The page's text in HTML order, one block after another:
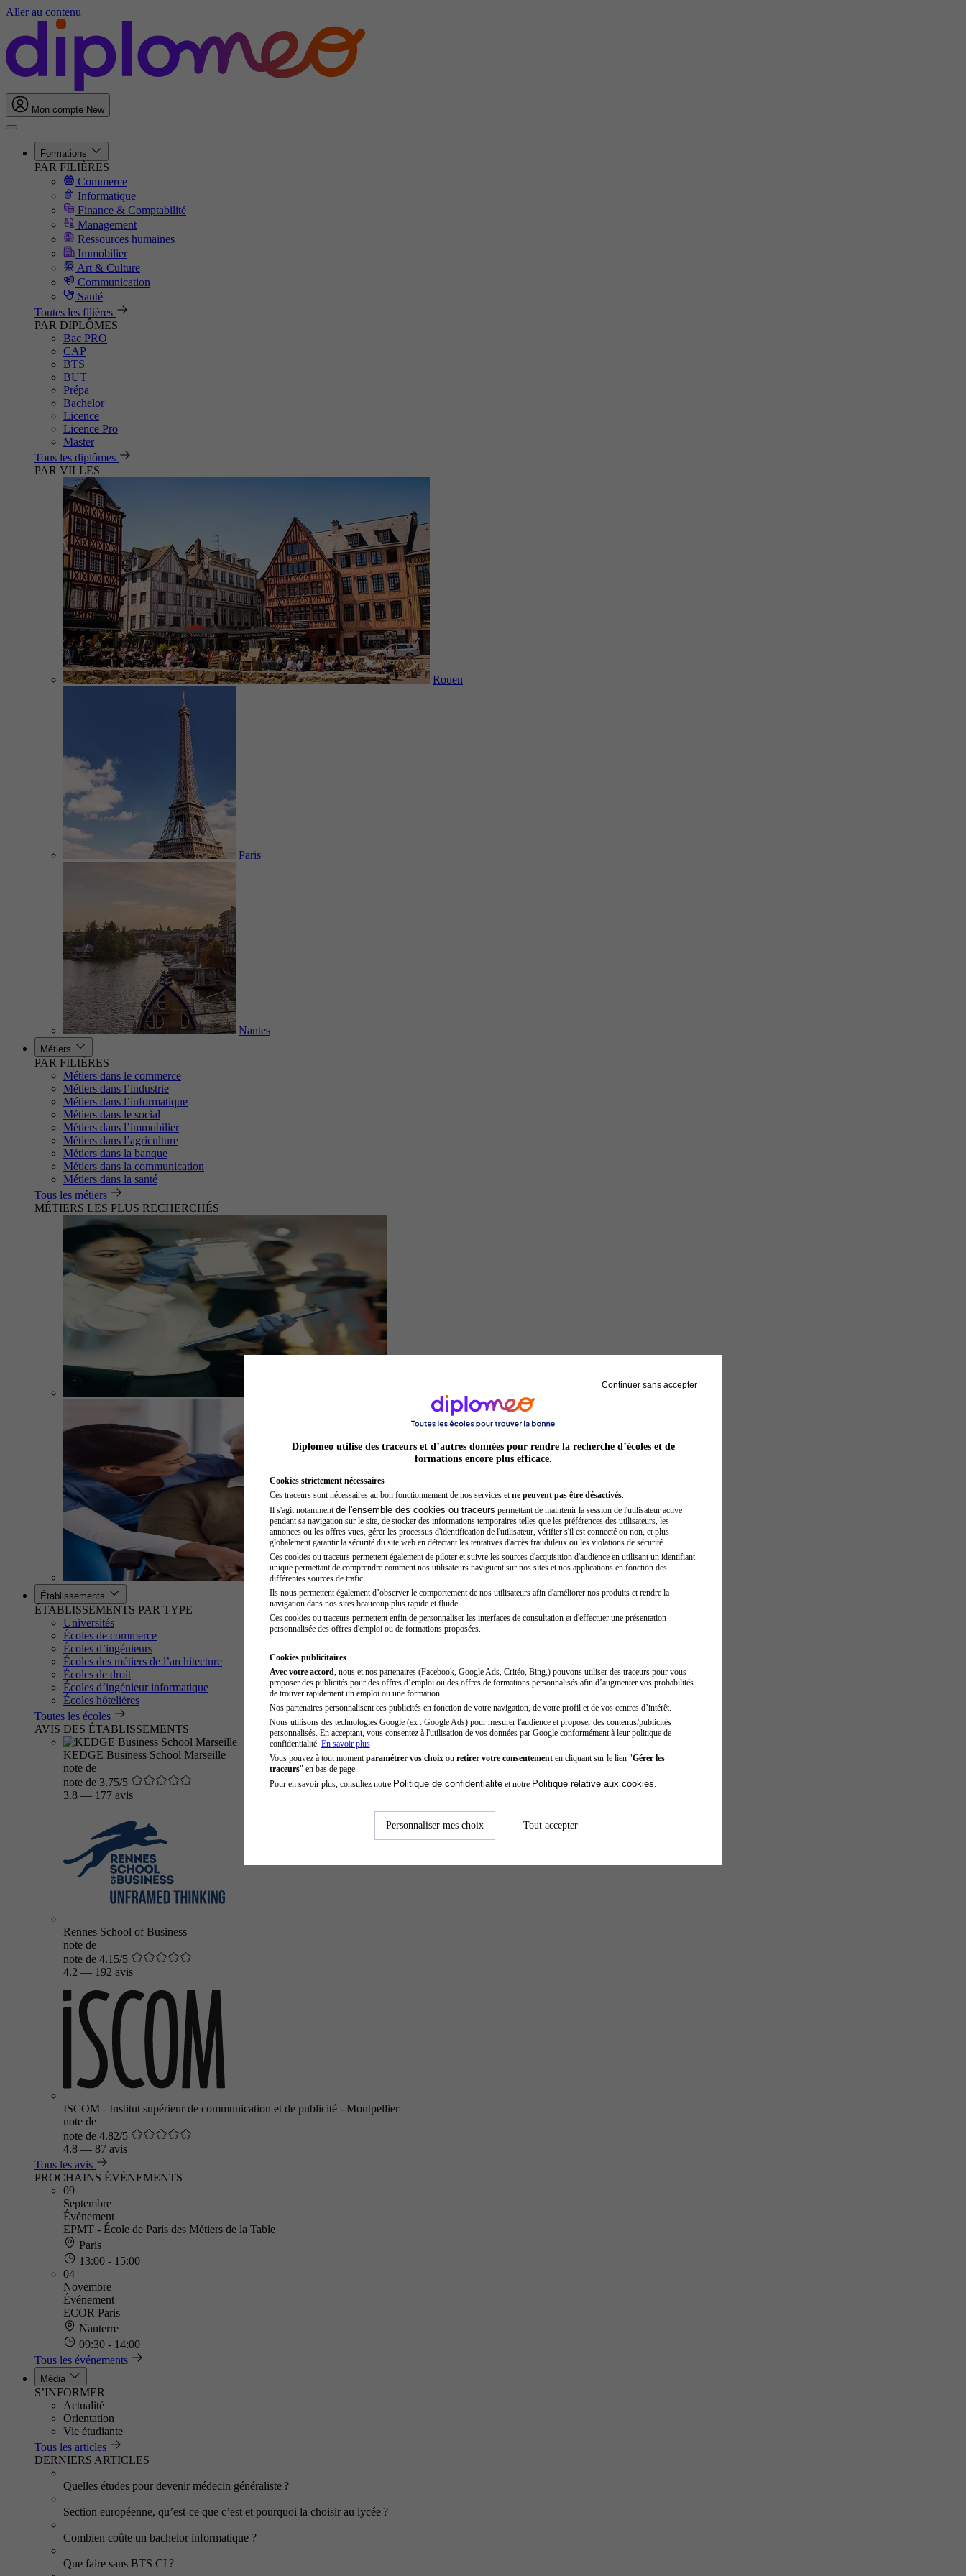
Aller au contenu
Mon compte New
Formations
PAR FILIÈRES
Commerce
Informatique
Finance & Comptabilité
Management
Ressources humaines
Immobilier
Art & Culture
Communication
Santé
Toutes les filières
PAR DIPLÔMES
Bac PRO
CAP
BTS
BUT
Prépa
Bachelor
Licence
Licence Pro
Master
Tous les diplômes
PAR VILLES
Rouen
Paris
Nantes
Métiers
PAR FILIÈRES
Métiers dans le commerce
Métiers dans l’industrie
Métiers dans l’informatique
Métiers dans le social
Métiers dans l’immobilier
Métiers dans l’agriculture
Métiers dans la banque
Métiers dans la communication
Métiers dans la santé
Tous les métiers
MÉTIERS LES PLUS RECHERCHÉS
Inspecteur de police
Établissements
ÉTABLISSEMENTS PAR TYPE
Universités
Écoles de commerce
Écoles d’ingénieurs
Écoles des métiers de l’architecture
Écoles de droit
Écoles d’ingénieur informatique
Écoles hôtelières
Toutes les écoles
AVIS DES ÉTABLISSEMENTS
KEDGE Business School Marseille
note de
note de 3.75/5
3.8 — 177 avis
Rennes School of Business
note de
note de 4.15/5
4.2 — 192 avis
ISCOM - Institut supérieur de communication et de publicité - Montpellier
note de
note de 4.82/5
4.8 — 87 avis
Tous les avis
PROCHAINS ÉVÈNEMENTS
09
Septembre
Événement
EPMT - École de Paris des Métiers de la Table
Paris
13:00 - 15:00
04
Novembre
Événement
ECOR Paris
Nanterre
09:30 - 14:00
Tous les événements
Média
S’INFORMER
Actualité
Orientation
Vie étudiante
Tous les articles
DERNIERS ARTICLES
Quelles études pour devenir médecin généraliste ?
Section européenne, qu’est-ce que c’est et pourquoi la choisir au lycée ?
Combien coûte un bachelor informatique ?
Que faire sans BTS CI ?
Continuer sans accepter
Diplomeo utilise des traceurs et d’autres données pour rendre la recherche d’écoles et de
formations encore plus efficace.
Cookies strictement nécessaires
Ces traceurs sont nécessaires au bon fonctionnement de nos services et ne peuvent pas être désactivés.
Il s'agit notamment de l'ensemble des cookies ou traceurs permettant de maintenir la session de l'utilisateur active
pendant sa navigation sur le site, de stocker des informations temporaires telles que les préférences des utilisateurs, les
annonces ou les offres vues, gérer les processus d'identification de l'utilisateur, vérifier s'il est connecté ou non, et plus
globalement garantir la sécurité du site web en détectant les tentatives d'accès frauduleux ou les violations de sécurité.
Ces cookies ou traceurs permettent également de piloter et suivre les sources d'acquisition d'audience en utilisant un identifiant
unique permettant de comprendre comment nos utilisateurs naviguent sur nos sites et nos applications en fonction des
différentes sources de trafic.
Ils nous permettent également d’observer le comportement de nos utilisateurs afin d'améliorer nos produits et rendre la
navigation dans nos sites beaucoup plus rapide et fluide.
Ces cookies ou traceurs permettent enfin de personnaliser les interfaces de consultation et d'effectuer une présentation
personnalisée des offres d'emploi ou de formations proposées.
Cookies publicitaires
Avec votre accord , nous et nos partenaires (Facebook, Google Ads, Critéo, Bing,) pouvons utiliser des traceurs pour vous
proposer des publicités pour des offres d’emploi ou des offres de formations personnalisés afin d’augmenter vos probabilités
de trouver rapidement un emploi ou une formation.
Nos partenaires personnalisent ces publicités en fonction de votre navigation, de votre profil et de vos centres d’intérêt.
Nous utilisons des technologies Google (ex : Google Ads) pour mesurer l'audience et proposer des contenus/publicités
personnalisés. En acceptant, vous consentez à l'utilisation de vos données par Google conformément à leur politique de
confidentialité. En savoir plus
Vous pouvez à tout moment paramétrer vos choixou retirer votre consentementen cliquant sur le lien "Gérer les
traceurs" en bas de page.
Pour en savoir plus, consultez notre Politique de confidentialitéet notre Politique relative aux cookies
Personnaliser mes choix Tout accepter